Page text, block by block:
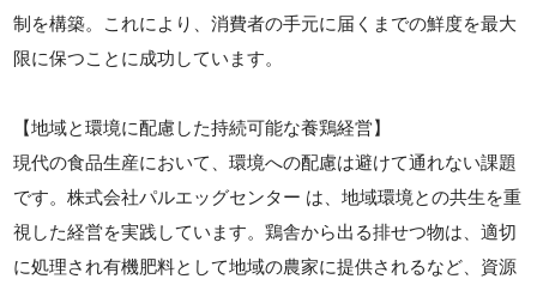
制を構築。これにより、消費者の手元に届くまでの鮮度を最大
限に保つことに成功しています。
【地域と環境に配慮した持続可能な養鶏経営】
現代の食品生産において、環境への配慮は避けて通れない課題
です。株式会社パルエッグセンター は、地域環境との共生を重
視した経営を実践しています。鶏舎から出る排せつ物は、適切
に処理され有機肥料として地域の農家に提供されるなど、資源